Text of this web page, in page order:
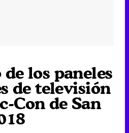
los paneles
de televisión
Con de San